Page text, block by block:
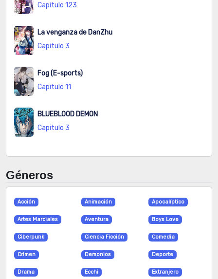
Capitulo 123
La venganza de DanZhu
Capitulo 3
Fog (E-sports)
Capitulo 11
BLUEBLOOD DEMON
Capitulo 3
Géneros
Acción Animación Apocalíptico
Artes Marciales Aventura Boys Love
Ciberpunk Ciencia Ficción Comedia
Crimen Demonios Deporte
Drama Ecchi Extranjero